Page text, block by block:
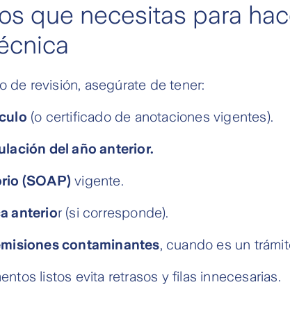
que necesitas para
de revisión, asegúrate de tener:
(o certificado de anotaciones vigentes).
del año anterior.
(SOAP) vigente.
anterior (si corresponde).
contaminantes, cuando es un
listos evita retrasos y filas innecesarias.